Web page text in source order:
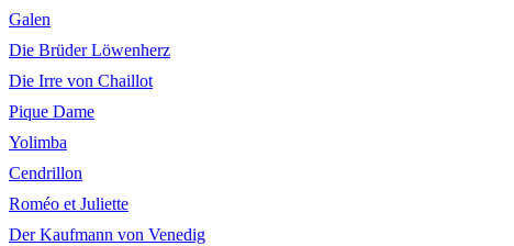
Galen
Die Brüder Löwenherz
Die Irre von Chaillot
Pique Dame
Yolimba
Cendrillon
Roméo et Juliette
Der Kaufmann von Venedig